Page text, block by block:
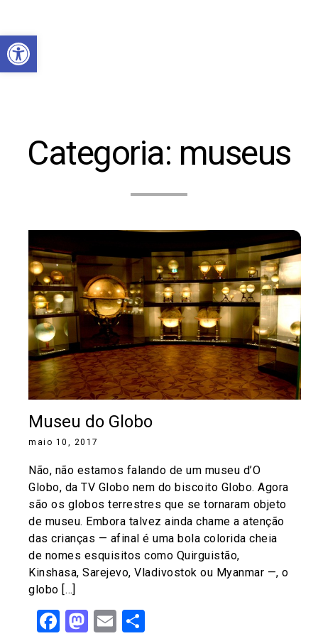
Abrir a barra de ferramentas
Categoria: museus
Museu do Globo
maio 10, 2017
Não, não estamos falando de um museu d’O
Globo, da TV Globo nem do biscoito Globo. Agora
são os globos terrestres que se tornaram objeto
de museu. Embora talvez ainda chame a atenção
das crianças — afinal é uma bola colorida cheia
de nomes esquisitos como Quirguistão,
Kinshasa, Sarejevo, Vladivostok ou Myanmar —, o
globo […]
Facebook
Mastodon
Email